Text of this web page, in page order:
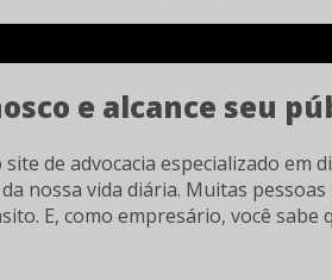
e alcance seu
de advocacia especializado
nossa vida diária. Muitas
E, como empresário, você